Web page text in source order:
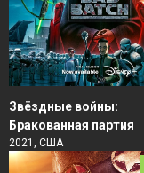
Звёздные войны:
Бракованная партия
2021, США